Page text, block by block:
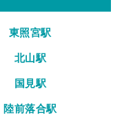
東照宮駅
北山駅
国見駅
陸前落合駅